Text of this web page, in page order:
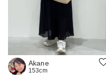
Akane
153cm